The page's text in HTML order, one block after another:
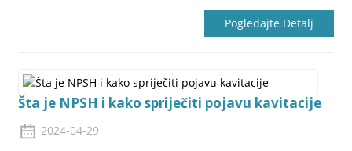
Pogledajte Detalj
Šta je NPSH i kako spriječiti pojavu kavitacije
2024-04-29